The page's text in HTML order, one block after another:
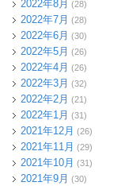
2022年8月 (28)
2022年7月 (28)
2022年6月 (30)
2022年5月 (26)
2022年4月 (26)
2022年3月 (32)
2022年2月 (21)
2022年1月 (31)
2021年12月 (26)
2021年11月 (29)
2021年10月 (31)
2021年9月 (30)